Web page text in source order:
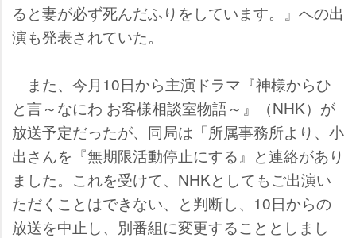
ると妻が必ず死んだふりをしています。』への出
演も発表されていた。
また、今月10日から主演ドラマ『神様からひ
と言～なにわ お客様相談室物語～』（NHK）が
放送予定だったが、同局は「所属事務所より、小
出さんを『無期限活動停止にする』と連絡があり
ました。これを受けて、NHKとしてもご出演い
ただくことはできない、と判断し、10日からの
放送を中止し、別番組に変更することとしまし